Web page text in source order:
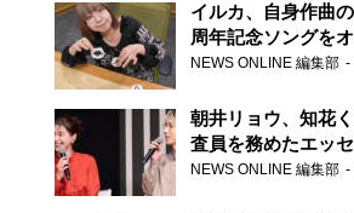
イルカ、自身作曲
周年記念ソングを
NEWS ONLINE 編集部
朝井リョウ、知花
査員を務めたエッ
の特別番組「#いま
NEWS ONLINE 編集部